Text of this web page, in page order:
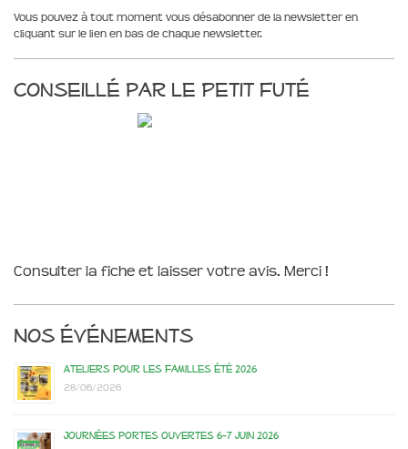
Vous pouvez à tout moment vous désabonner de la newsletter en
cliquant sur le lien en bas de chaque newsletter.
Conseillé par le Petit Futé
Consulter la fiche et laisser votre avis. Merci !
Nos événements
Ateliers pour les familles été 2026
28/06/2026
Journées portes ouvertes 6-7 juin 2026